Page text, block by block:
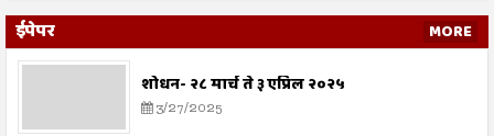
ईपेपर MORE
शोधन- २८ मार्च ते ३ एप्रिल २०२५
3/27/2025